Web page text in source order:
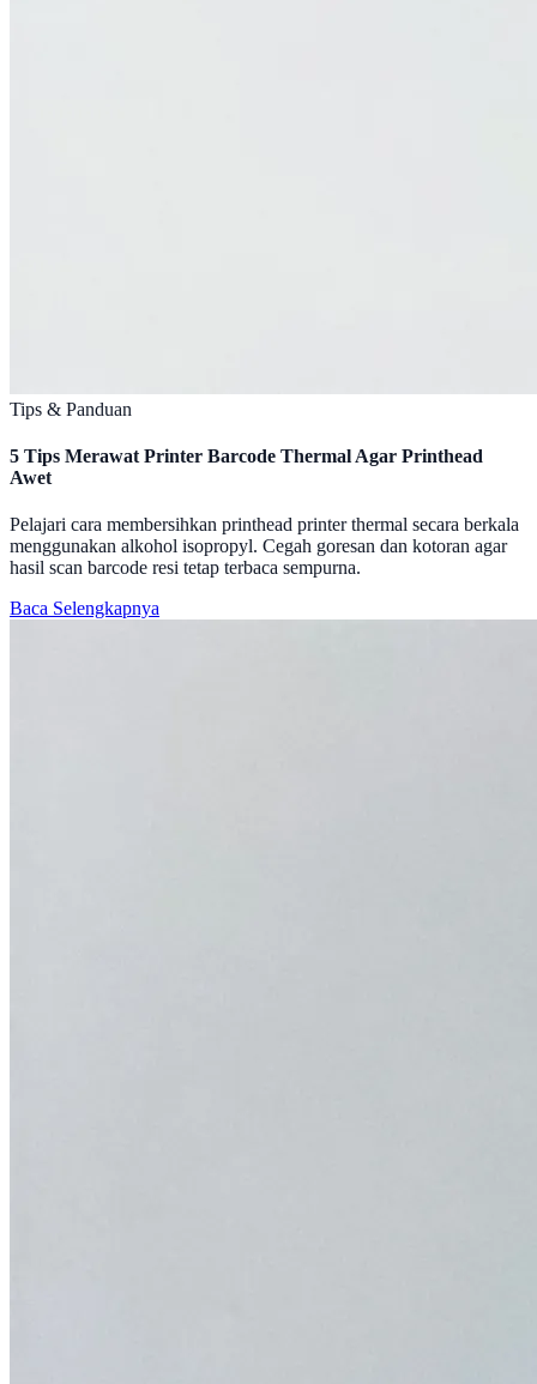
Tips & Panduan
5 Tips Merawat Printer Barcode Thermal Agar Printhead
Awet
Pelajari cara membersihkan printhead printer thermal secara berkala
menggunakan alkohol isopropyl. Cegah goresan dan kotoran agar
hasil scan barcode resi tetap terbaca sempurna.
Baca Selengkapnya